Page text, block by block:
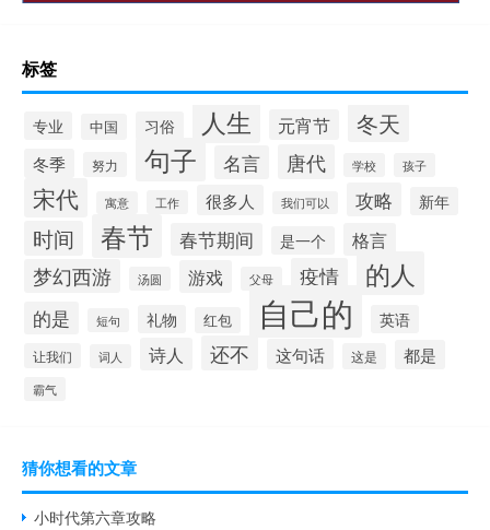
标签
专业 中国 习俗 人生 元宵节 冬天
冬季 努力 句子 名言 唐代 学校 孩子
宋代 寓意 工作 很多人 我们可以 攻略 新年
时间 春节 春节期间 是一个 格言
梦幻西游 汤圆 游戏 父母 疫情 的人
的是 短句 礼物 红包 自己的 英语
让我们 词人 诗人 还不 这句话 这是 都是
霸气
猜你想看的文章
小时代第六章攻略